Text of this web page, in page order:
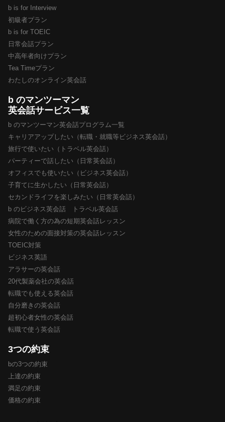
b is for Interview
初級者プラン
b is for TOEIC
日常会話プラン
中高年者向けプラン
Tea Timeプラン
わたしのオンライン英会話
b のマンツーマン
英会話サービス一覧
b のマンツーマン英会話プログラム一覧
キャリアアップしたい（転職・就職等ビジネス英会話）
旅行で使いたい（トラベル英会話）
パーティーで話したい（日常英会話）
オフィスでも使いたい（ビジネス英会話）
子育てに生かしたい（日常英会話）
セカンドライフを楽しみたい（日常英会話）
b のビジネス英会話 トラベル英会話
病院で働く方の為の短期英会話レッスン
女性のための面接対策の英会話レッスン
TOEIC対策
ビジネス英語
アラサーの英会話
20代製薬会社の英会話
転職でも使える英会話
自分磨きの英会話
超初心者女性の英会話
転職で使う英会話
3つの約束
bの3つの約束
上達の約束
満足の約束
価格の約束